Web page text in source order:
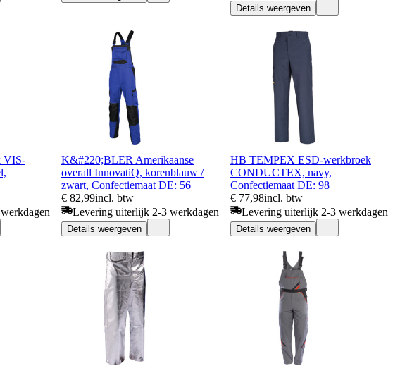
Details weergeven
VIS-
K&#220;BLER Amerikaanse
overall InnovatiQ, korenblauw /
zwart, Confectiemaat DE: 56
€ 82,99incl. btw
Levering uiterlijk 2-3 werkdagen
Details weergeven
HB TEMPEX ESD-werkbroek
CONDUCTEX, navy,
Confectiemaat DE: 98
€ 77,98incl. btw
Levering uiterlijk 2-3 werkdagen
Details weergeven